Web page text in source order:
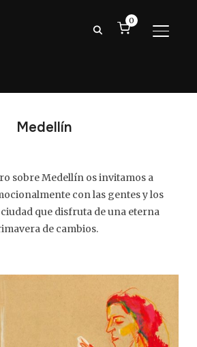
0
Medellín
sobre Medellín os invitamos a
con las gentes y los
ciudad que disfruta de una eterna
de cambios.